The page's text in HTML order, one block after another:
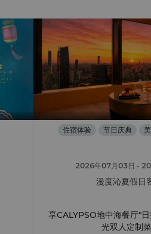
住宿体验 节日庆典
2026年07月03日 -
漫度沁夏假日
享CALYPSO地中海餐厅"
光双人定制